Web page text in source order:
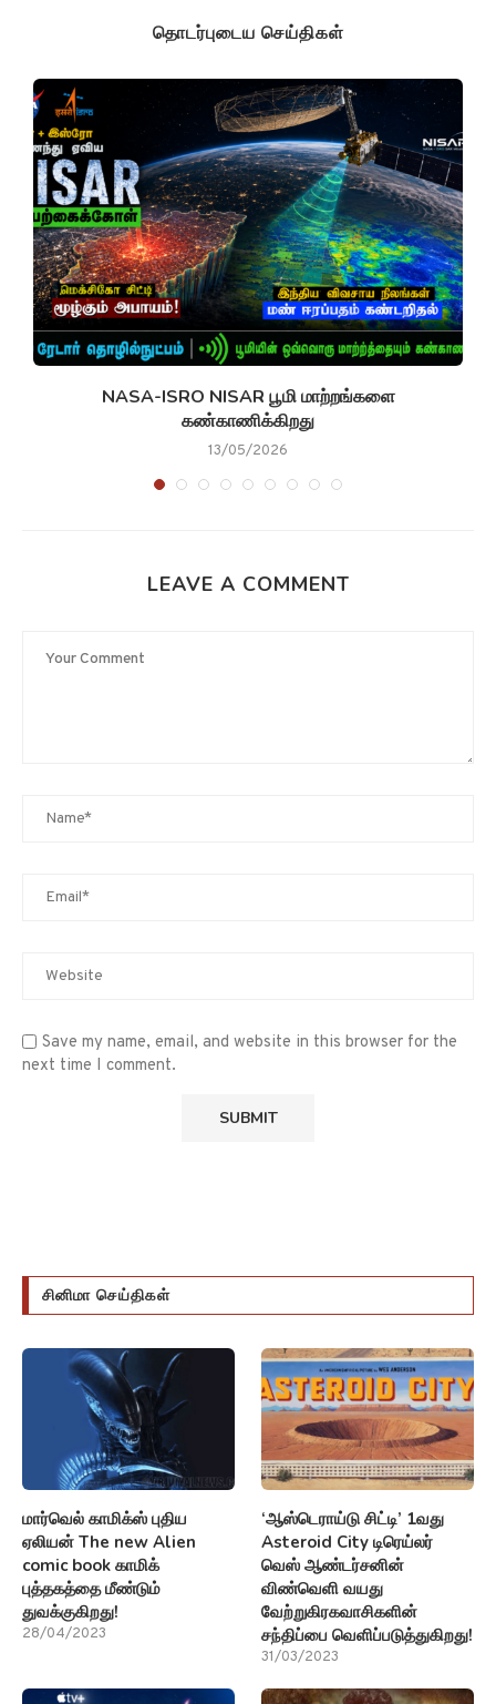
தொடர்புடைய செய்திகள்
NASA-ISRO NISAR பூமி மாற்றங்களை
கண்காணிக்கிறது
13/05/2026
LEAVE A COMMENT
Save my name, email, and website in this browser for the
next time I comment.
சினிமா செய்திகள்
மார்வெல் காமிக்ஸ் புதிய
ஏலியன் The new Alien
comic book காமிக்
புத்தகத்தை மீண்டும்
துவக்குகிறது!
28/04/2023
‘ஆஸ்டெராய்டு சிட்டி’ 1வது
Asteroid City டிரெய்லர்
வெஸ் ஆண்டர்சனின்
விண்வெளி வயது
வேற்றுகிரகவாசிகளின்
சந்திப்பை வெளிப்படுத்துகிறது!
31/03/2023